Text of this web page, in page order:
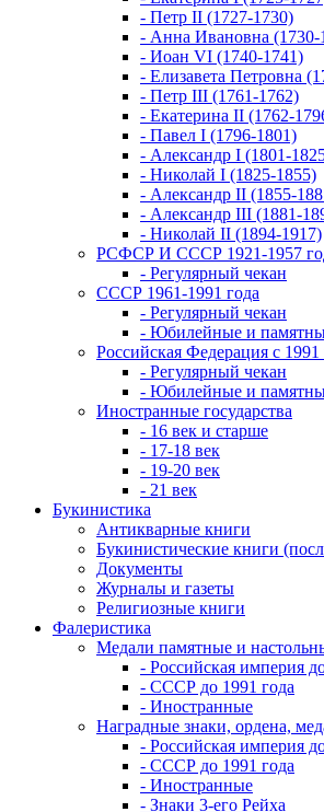
- Петр II (1727-1730)
- Анна Ивановна (1730-
- Иоан VI (1740-1741)
- Елизавета Петровна
- Петр III (1761-1762)
- Екатерина II (1762-
- Павел I (1796-1801)
- Александр I (1801-
- Николай I (1825-1855)
- Александр II (1855-
- Александр III (1881-
- Николай II (1894-1917)
РСФСР И СССР 1921-1957
- Регулярный чекан
СССР 1961-1991 года
- Регулярный чекан
- Юбилейные и
Российская Федерация с 1991
- Регулярный чекан
- Юбилейные и
Иностранные государства
- 16 век и старше
- 17-18 век
- 19-20 век
- 21 век
Букинистика
Антикварные книги
Букинистические книги
Документы
Журналы и газеты
Религиозные книги
Фалеристика
Медали памятные и
- Российская империя
- СССР до 1991 года
- Иностранные
Наградные знаки, ордена,
- Российская империя
- СССР до 1991 года
- Иностранные
- Знаки 3-его Рейха